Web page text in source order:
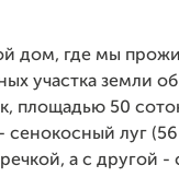
дом, где мы
участка земли
площадью 50
луг
а с другой -